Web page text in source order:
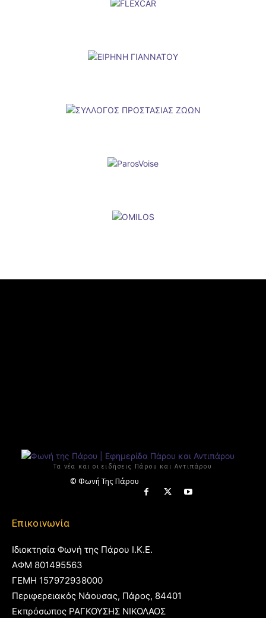
Τα νέα και οι ειδήσεις Πάρου και Αντιπάρου
© Φωνή Της Πάρου
Επικοινωνία
Ιδιοκτησία Φωνή της Πάρου Ι.Κ.Ε.
ΑΦΜ 801495563
ΓΕΜΗ 157972938000
Περιφερειακός Νάουσας, Πάρος, 84401
Εκπρόσωπος ΡΑΓΚΟΥΣΗΣ ΝΙΚΟΛΑΟΣ